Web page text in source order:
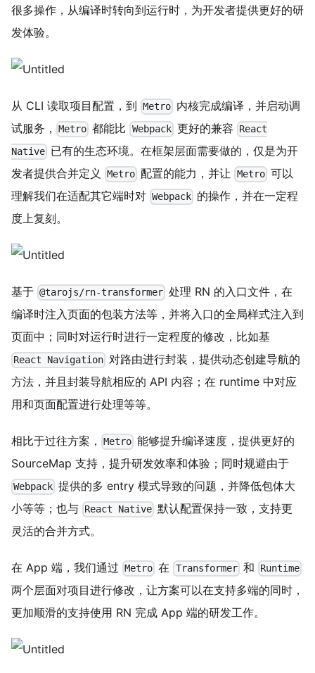
很多操作，从编译时转向到运行时，为开发者提供更好的研
发体验。
从 CLI 读取项目配置，到 Metro 内核完成编译，并启动调
试服务，
Metro 都能比 Webpack更好的兼容
React
Native 已有的生态环境。在框架层面需要做的，仅是为开
发者提供合并定义
Metro 配置的能力，并让 Metro可以
理解我们在适配其它端时对 Webpack 的操作，并在一定程
度上复刻。
基于 @tarojs/rn-transformer 处理 RN 的入口文件，在
编译时注入页面的包装方法等，并将入口的全局样式注入到
页面中；同时对运行时进行一定程度的修改，比如基
React Navigation 对路由进行封装，提供动态创建导航的
方法，并且封装导航相应的 API 内容；在 runtime 中对应
用和页面配置进行处理等等。
相比于过往方案， Metro 能够提升编译速度，提供更好的
SourceMap 支持，提升研发效率和体验；同时规避由于
Webpack 提供的多 entry 模式导致的问题，并降低包体大
小等等；也与
React Native 默认配置保持一致，支持更
灵活的合并方式。
在 App 端，我们通过 Metro 在 Transformer和 Runtime
两个层面对项目进行修改，让方案可以在支持多端的同时，
更加顺滑的支持使用 RN 完成 App 端的研发工作。